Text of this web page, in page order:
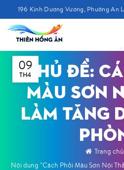
196 Kinh Dương Vương, Phường An
CHỦ ĐỀ:
MÀU SƠN
LÀM TĂNG
Trang chủ
Nội dung "Cách Phối Màu Sơn Nội
09
TH4